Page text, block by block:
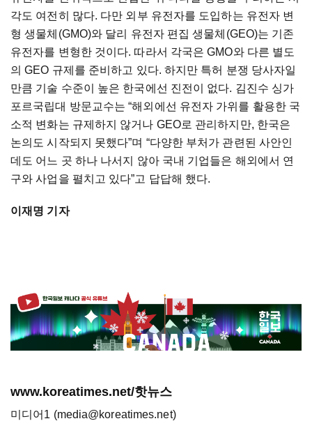
각도 여전히 많다. 다만 외부 유전자를 도입하는 유전자 변
형 생물체(GMO)와 달리 유전자 편집 생물체(GEO)는 기존
유전자를 변형한 것이다. 따라서 각국은 GMO와 다른 별도
의 GEO 규제를 준비하고 있다. 하지만 특허 분쟁 당사자일
만큼 기술 수준이 높은 한국에선 진전이 없다. 김진수 싱가
포르국립대 방문교수는 “해외에선 유전자 가위를 활용한 국
소적 변화는 규제하지 않거나 GEO로 관리하지만, 한국은
논의도 시작되지 못했다”며 “다양한 부처가 관련된 사안인
데도 어느 곳 하나 나서지 않아 국내 기업들은 해외에서 연
구와 사업을 펼치고 있다”고 답답해 했다.
이재명 기자
www.koreatimes.net/핫뉴스
미디어1 (media@koreatimes.net)